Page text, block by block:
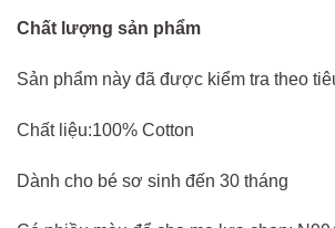
Chất lượng sản phẩm
Sản phẩm này đã được kiểm tra theo
Chất liệu:100% Cotton
Dành cho bé sơ sinh đến 30 tháng